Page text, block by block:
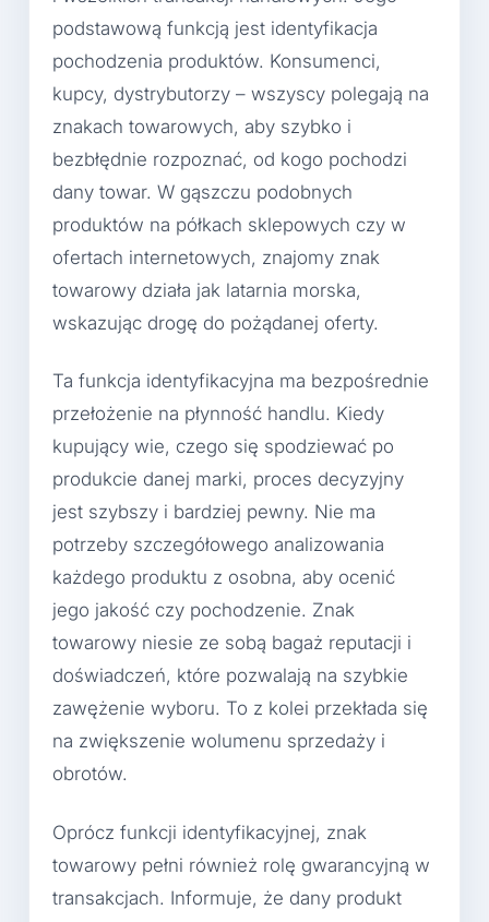
podstawową funkcją jest identyfikacja
pochodzenia produktów. Konsumenci,
kupcy, dystrybutorzy – wszyscy polegają na
znakach towarowych, aby szybko i
bezbłędnie rozpoznać, od kogo pochodzi
dany towar. W gąszczu podobnych
produktów na półkach sklepowych czy w
ofertach internetowych, znajomy znak
towarowy działa jak latarnia morska,
wskazując drogę do pożądanej oferty.
Ta funkcja identyfikacyjna ma bezpośrednie
przełożenie na płynność handlu. Kiedy
kupujący wie, czego się spodziewać po
produkcie danej marki, proces decyzyjny
jest szybszy i bardziej pewny. Nie ma
potrzeby szczegółowego analizowania
każdego produktu z osobna, aby ocenić
jego jakość czy pochodzenie. Znak
towarowy niesie ze sobą bagaż reputacji i
doświadczeń, które pozwalają na szybkie
zawężenie wyboru. To z kolei przekłada się
na zwiększenie wolumenu sprzedaży i
obrotów.
Oprócz funkcji identyfikacyjnej, znak
towarowy pełni również rolę gwarancyjną w
transakcjach. Informuje, że dany produkt